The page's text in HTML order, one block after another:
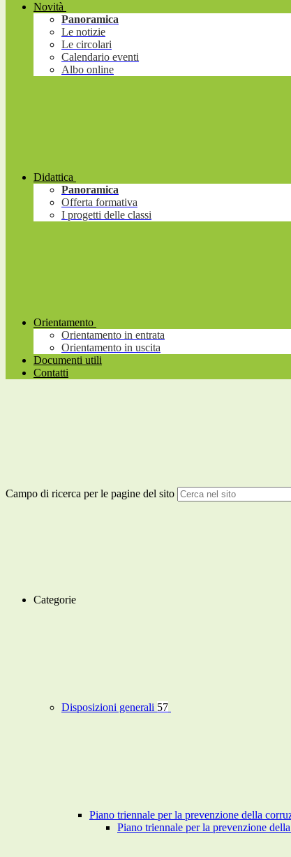
Novità
Panoramica
Le notizie
Le circolari
Calendario eventi
Albo online
Didattica
Panoramica
Offerta formativa
I progetti delle classi
Orientamento
Orientamento in entrata
Orientamento in uscita
Documenti utili
Contatti
Campo di ricerca per le pagine del sito
Categorie
Disposizioni generali 57
Piano triennale per la prevenzione della
Piano triennale per la prevenzione